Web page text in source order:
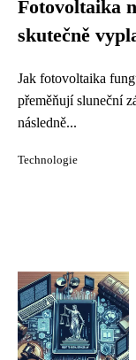
Fotovoltaika
skutečně
Jak fotovoltaika
přeměňují sluneční
následně...
Technologie